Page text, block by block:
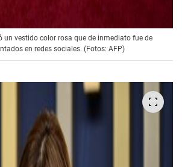
un vestido color rosa que de inmediato fue de
en redes sociales. (Fotos: AFP)